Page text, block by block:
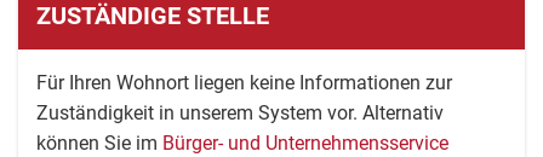
ZUSTÄNDIGE STELLE
Für Ihren Wohnort liegen keine Informationen zur
Zuständigkeit in unserem System vor. Alternativ
können Sie im Bürger- und Unternehmensservice